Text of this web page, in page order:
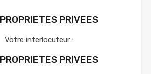
PRIVEES
Votre interlocuteur :
PRIVEES